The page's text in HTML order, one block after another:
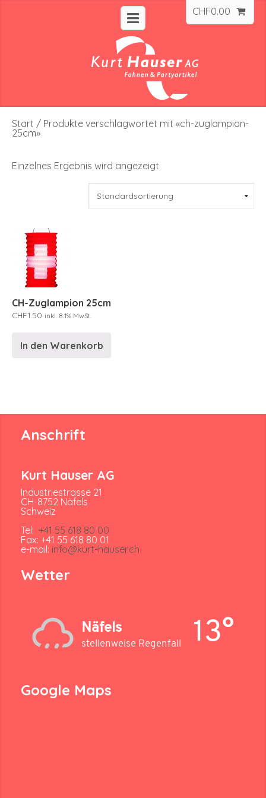
CHF0.00
Start / Produkte verschlagwortet mit «ch-zuglampion-
25cm»
Einzelnes Ergebnis wird angezeigt
CH-Zuglampion 25cm
CHF1.50 inkl. 8.1% MwSt.
In den Warenkorb
Anschrift
Kurt Hauser AG
Industriestrasse 21
CH-8752 Näfels
Schweiz
Tel: +41 55 618 80 00
Fax: +41 55 618 80 01
e-mail: info@kurt-hauser.ch
Wetter
Näfels
stellenweise Regenfall 13°
Google Maps